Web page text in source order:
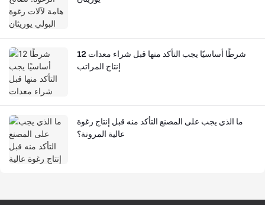
12 شرطًا أساسيًا يجب التأكد منها قبل شراء معدات
إنتاج المراتب
ما الذي يجب على المصنع التأكد منه قبل إنتاج رغوة
عالية المرونة؟